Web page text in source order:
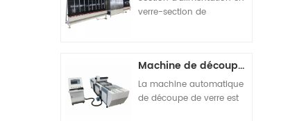
machine est la suivante :
découpe de verre
automatique SY-4028. 3
Machine à casser
verre-section de
décharge-section
d'inspection adjointe.
Machine de découpe de vitrocéramique
La machine automatique
de découpe de verre est